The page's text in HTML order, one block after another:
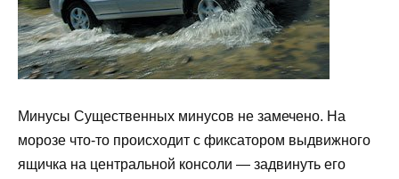
Минусы Существенных минусов не замечено. На
морозе что-то происходит с фиксатором выдвижного
ящичка на центральной консоли — задвинуть его